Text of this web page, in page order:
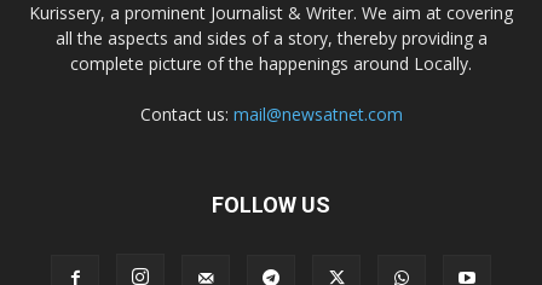
Kurissery, a prominent Journalist & Writer. We aim at covering
all the aspects and sides of a story, thereby providing a
complete picture of the happenings around Locally.
Contact us: mail@newsatnet.com
FOLLOW US